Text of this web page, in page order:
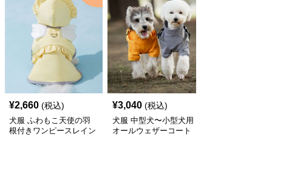
¥2,660 (税込)
犬服 ふわもこ天使の羽
根付きワンピースレイン
¥3,040 (税込)
犬服 中型犬〜小型犬用
オールウェザーコート